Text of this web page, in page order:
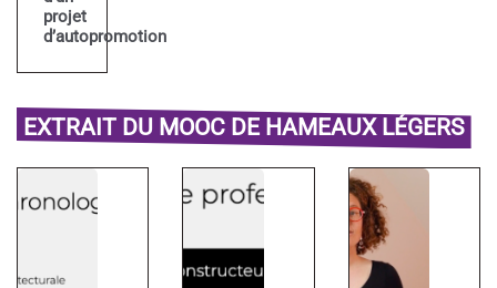
projet
d’autopromotion
EXTRAIT DU MOOC DE HAMEAUX LÉGERS